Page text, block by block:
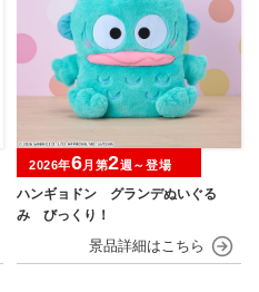
ハンギョドン グランデぬいぐる
み びっくり！
2026年6月第2週～登場